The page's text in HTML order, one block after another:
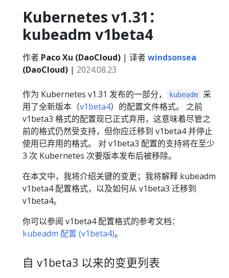
Kubernetes v1.31：
kubeadm v1beta4
作者 Paco Xu (DaoCloud) | 译者windsonsea
(DaoCloud) | 2024.08.23
作为 Kubernetes v1.31 发布的一部分， kubeadm
采
用了全新版本（v1beta4）的配置文件格式。 之前
v1beta3 格式的配置现已正式弃用，这意味着尽管之
前的格式仍然受支持，但你应迁移到 v1beta4 并停止
使用已弃用的格式。 对 v1beta3 配置的支持将在至少
3 次 Kubernetes 次要版本发布后被移除。
在本文中，我将介绍关键的变更；我将解释 kubeadm
v1beta4 配置格式，以及如何从 v1beta3 迁移到
v1beta4。
你可以参阅 v1beta4 配置格式的参考文档：
kubeadm 配置 (v1beta4)。
自 v1beta3 以来的变更列表